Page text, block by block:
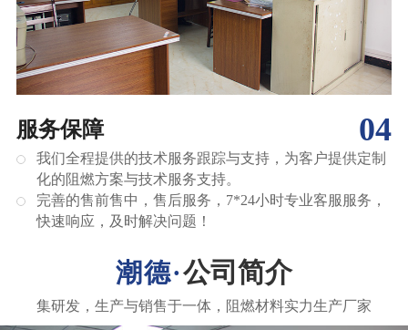
04
服务保障
我们全程提供的技术服务跟踪与支持，为客户提供定制
化的阻燃方案与技术服务支持。
完善的售前售中，售后服务，7*24小时专业客服服务，
快速响应，及时解决问题！
公司简介